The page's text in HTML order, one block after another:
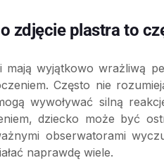
zdjęcie plastra to
mają wyjątkowo wrażliwą
Często nie
wywoływać silną
dziecko może być
obserwatorami
naprawdę wiele.